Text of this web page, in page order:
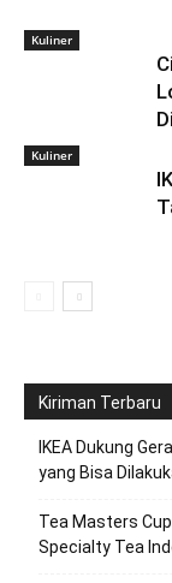
Kuliner
Kuliner
Kiriman Terbaru
IKEA Dukung
yang Bisa
Tea Masters
Specialty Tea